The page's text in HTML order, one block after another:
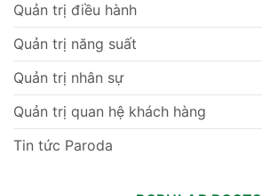
Quản trị điều hành
Quản trị năng suất
Quản trị nhân sự
Quản trị quan hệ khách hàng
Tin tức Paroda